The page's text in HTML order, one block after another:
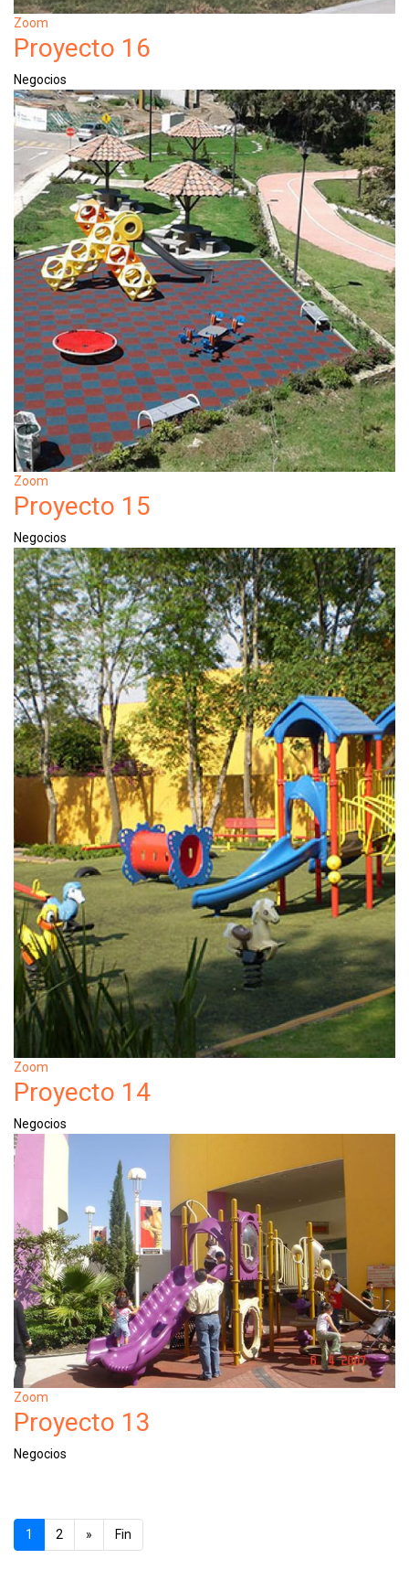
Zoom
Proyecto 16
Negocios
Zoom
Proyecto 15
Negocios
Zoom
Proyecto 14
Negocios
Zoom
Proyecto 13
Negocios
1 2 » Fin